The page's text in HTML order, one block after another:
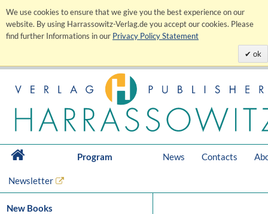
We use cookies to ensure that we give you the best experience on our
website. By using Harrassowitz-Verlag.de you accept our cookies. Please
find further Informations in our Privacy Policy Statement
ok
Program News Contacts
Newsletter
New Books